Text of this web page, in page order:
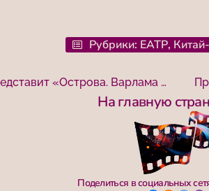
Рубрики: ЕАТР,
Режиссер Светлана Быченко представит «Острова. Варлама Шаламова» и «Людей приграничья» в Тургеневской библиотеке
На главную
Поделиться в социальных